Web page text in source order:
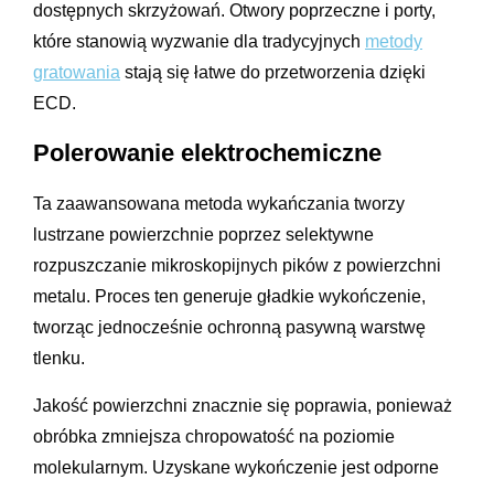
dostępnych skrzyżowań. Otwory poprzeczne i porty,
które stanowią wyzwanie dla tradycyjnych metody
gratowania stają się łatwe do przetworzenia dzięki
ECD.
Polerowanie elektrochemiczne
Ta zaawansowana metoda wykańczania tworzy
lustrzane powierzchnie poprzez selektywne
rozpuszczanie mikroskopijnych pików z powierzchni
metalu. Proces ten generuje gładkie wykończenie,
tworząc jednocześnie ochronną pasywną warstwę
tlenku.
Jakość powierzchni znacznie się poprawia, ponieważ
obróbka zmniejsza chropowatość na poziomie
molekularnym. Uzyskane wykończenie jest odporne